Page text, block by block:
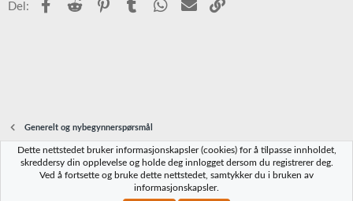
Del: Facebook
Reddit PinterestTumblr WhatsApp
E-post
Generelt og nybegynnerspørsmål
Norbrygg-default
Vilkår og regler Personvernregler
Dette nettstedet bruker informasjonskapsler (cookies) for å tilpasse innholdet,
skreddersy din opplevelse og holde deg innlogget dersom du registrerer deg.
Ved å fortsette og bruke dette nettstedet, samtykker du i bruken av
informasjonskapsler.